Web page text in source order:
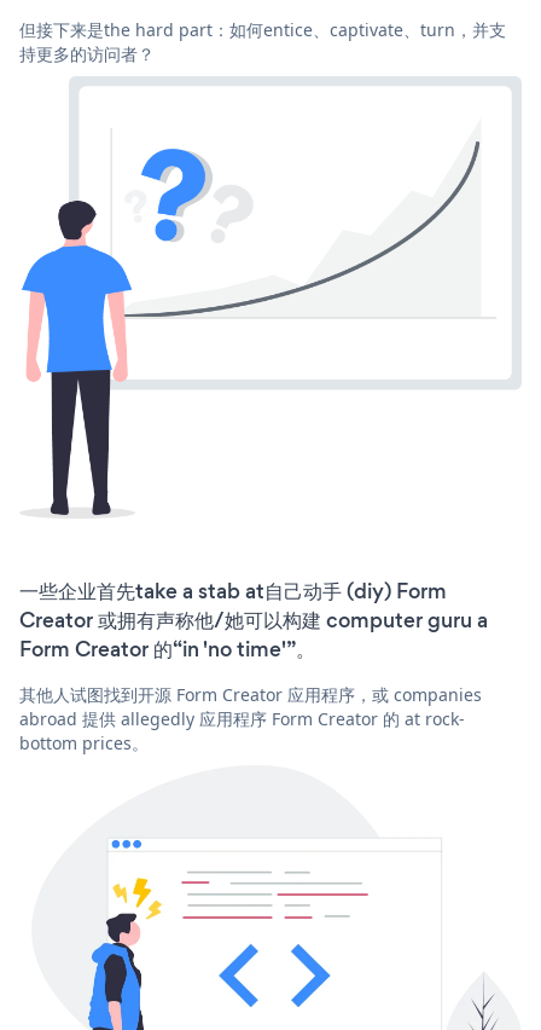
但接下来是the hard part：如何entice、captivate、turn，并支
持更多的访问者？
一些企业首先take a stab at自己动手 (diy) Form
Creator 或拥有声称他/她可以构建 computer guru a
Form Creator 的“in 'no time'”。
其他人试图找到开源 Form Creator 应用程序，或 companies
abroad 提供 allegedly 应用程序 Form Creator 的 at rock-
bottom prices。